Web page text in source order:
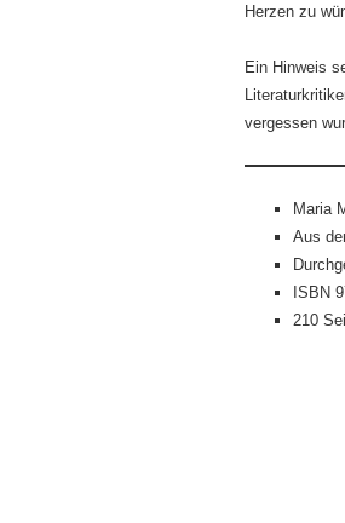
Herzen zu
Ein Hinweis
vergessen
Maria
Aus
ISBN
210